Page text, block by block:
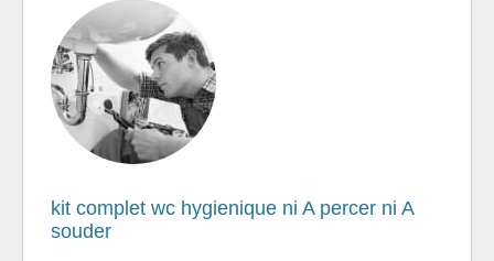
kit complet wc hygienique ni A percer ni A
souder